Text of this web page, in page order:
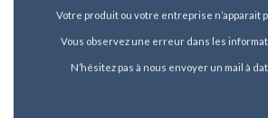
Votre produit ou votre entreprise n’apparait
Vous observez une erreur dans les
N’hésitez pas à nous envoyer un mail à